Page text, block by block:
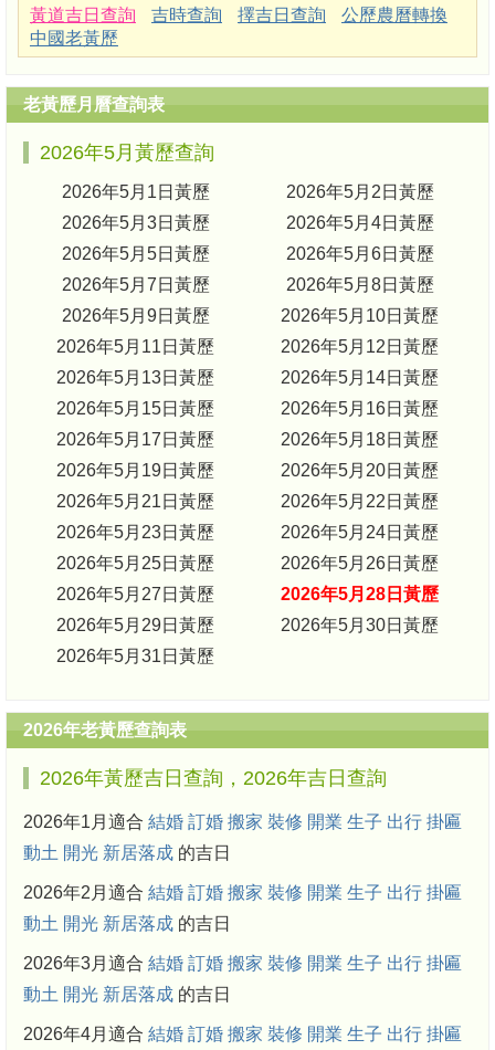
黃道吉日查詢 吉時查詢 擇吉日查詢
公歷農曆轉換
中國老黃歷
老黃歷月曆查詢表
2026年5月黃歷查詢
2026年5月1日黃歷
2026年5月2日黃歷
2026年5月3日黃歷
2026年5月4日黃歷
2026年5月5日黃歷
2026年5月6日黃歷
2026年5月7日黃歷
2026年5月8日黃歷
2026年5月9日黃歷
2026年5月10日黃歷
2026年5月11日黃歷
2026年5月12日黃歷
2026年5月13日黃歷
2026年5月14日黃歷
2026年5月15日黃歷
2026年5月16日黃歷
2026年5月17日黃歷
2026年5月18日黃歷
2026年5月19日黃歷
2026年5月20日黃歷
2026年5月21日黃歷
2026年5月22日黃歷
2026年5月23日黃歷
2026年5月24日黃歷
2026年5月25日黃歷
2026年5月26日黃歷
2026年5月27日黃歷
2026年5月28日黃歷
2026年5月29日黃歷
2026年5月30日黃歷
2026年5月31日黃歷
2026年老黃歷查詢表
2026年黃歷吉日查詢，2026年吉日查詢
2026年1月適合 結婚 訂婚 搬家 裝修 開業 生子 出行 掛匾
動土 開光 新居落成 的吉日
2026年2月適合 結婚 訂婚 搬家 裝修 開業 生子 出行 掛匾
動土 開光 新居落成 的吉日
2026年3月適合 結婚 訂婚 搬家 裝修 開業 生子 出行 掛匾
動土 開光 新居落成 的吉日
2026年4月適合 結婚 訂婚 搬家 裝修 開業 生子 出行 掛匾